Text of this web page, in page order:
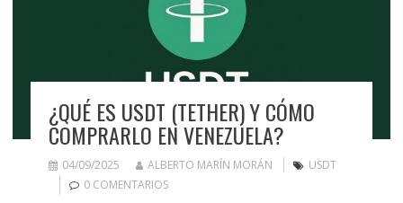
¿QUÉ ES USDT (TETHER) Y CÓMO
COMPRARLO EN VENEZUELA?
04/09/2025 ALBERTO MARÍN MORÁN
USDT
0 COMENTARIOS